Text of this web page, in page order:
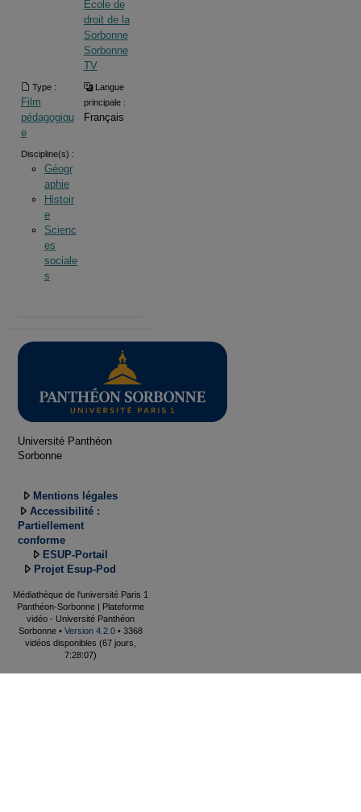
Ecole de
droit de la
Sorbonne
Sorbonne
TV
Type :
Film
pédagogiqu
e
Langue
principale :
Français
Discipline(s) :
Géogr
aphie
Histoir
e
Scienc
es
sociale
s
Université Panthéon
Sorbonne
Mentions légales
Accessibilité :
Partiellement
conforme
ESUP-Portail
Projet Esup-Pod
Médiathèque de l'université Paris 1
Panthéon-Sorbonne | Plateforme
vidéo - Université Panthéon
Sorbonne • Version 4.2.0 • 3368
vidéos disponibles (67 jours,
7:28:07)